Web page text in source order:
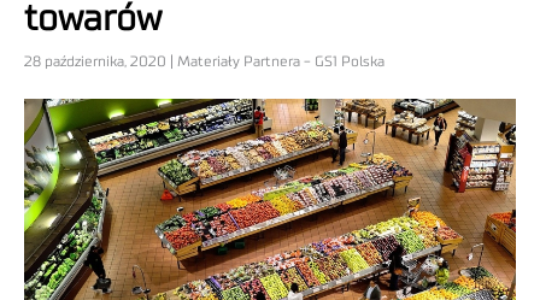
towarów
28 października, 2020 | Materiały Partnera - GS1 Polska